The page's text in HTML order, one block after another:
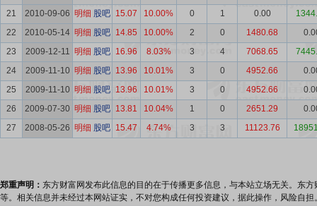
21
2010-09-06 明细 股吧 15.07 10.00% 0 1 0.00
22
2010-05-14 明细 股吧 14.85 10.00% 2 0 1480.68
23
2009-12-11 明细 股吧 16.96 8.03% 3 4 7068.65
24
2009-11-10 明细 股吧 13.96 10.01% 3 0 4952.66
25
2009-11-10 明细 股吧 13.96 10.01% 3 0 4952.66
26
2009-07-30 明细 股吧 13.81 10.04% 1 0 2651.29
27
2008-05-26 明细 股吧 15.47 4.74% 3 3 11123.76
郑重声明： 东方财富网发布此信息的目的在于传播更多信息，与本站立场无关。东
等。相关信息并未经过本网站证实，不对您构成任何投资建议，据此操作，风险自担